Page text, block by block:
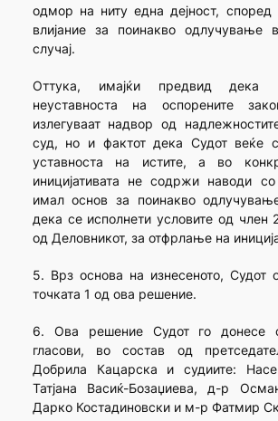
одмор на ниту една дејност,
влијание за поинакво одлучување
случај.
Оттука, имајќи предвид дека
неуставноста на оспорените
излегуваат надвор од
суд, но и фактот дека Судот веќе
уставноста на истите, а во
иницијативата не содржи наводи
имал основ за поинакво
дека се исполнети условите од член
од Деловникот, за отфрлање на
5. Врз основа на изнесеното, Судот
точката 1 од ова решение.
6. Ова решение Судот го донесе
гласови, во состав од
Добрила Кацарска и судиите:
Татјана Васиќ-Бозаџиева, д-р
Дарко Костадиновски и м-р Фатмир